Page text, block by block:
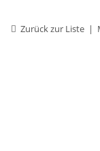
Zurück zur Liste